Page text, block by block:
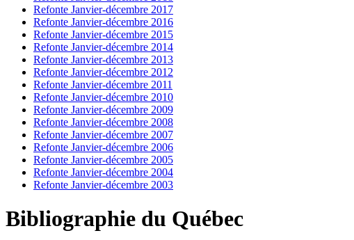
Refonte Janvier-décembre 2017
Refonte Janvier-décembre 2016
Refonte Janvier-décembre 2015
Refonte Janvier-décembre 2014
Refonte Janvier-décembre 2013
Refonte Janvier-décembre 2012
Refonte Janvier-décembre 2011
Refonte Janvier-décembre 2010
Refonte Janvier-décembre 2009
Refonte Janvier-décembre 2008
Refonte Janvier-décembre 2007
Refonte Janvier-décembre 2006
Refonte Janvier-décembre 2005
Refonte Janvier-décembre 2004
Refonte Janvier-décembre 2003
Bibliographie du Québec